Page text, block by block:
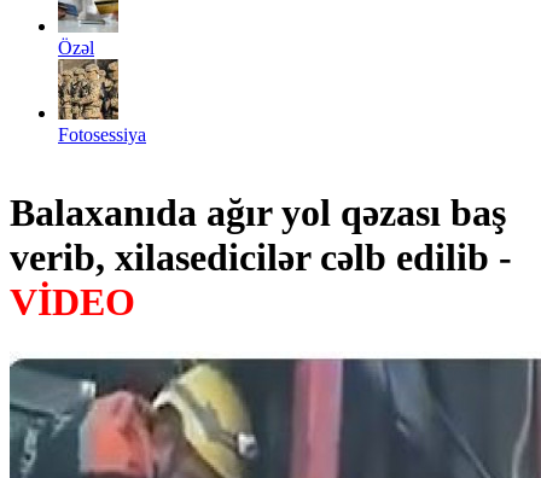
Özəl
Fotosessiya
Balaxanıda ağır yol qəzası baş
verib, xilasedicilər cəlb edilib -
VİDEO